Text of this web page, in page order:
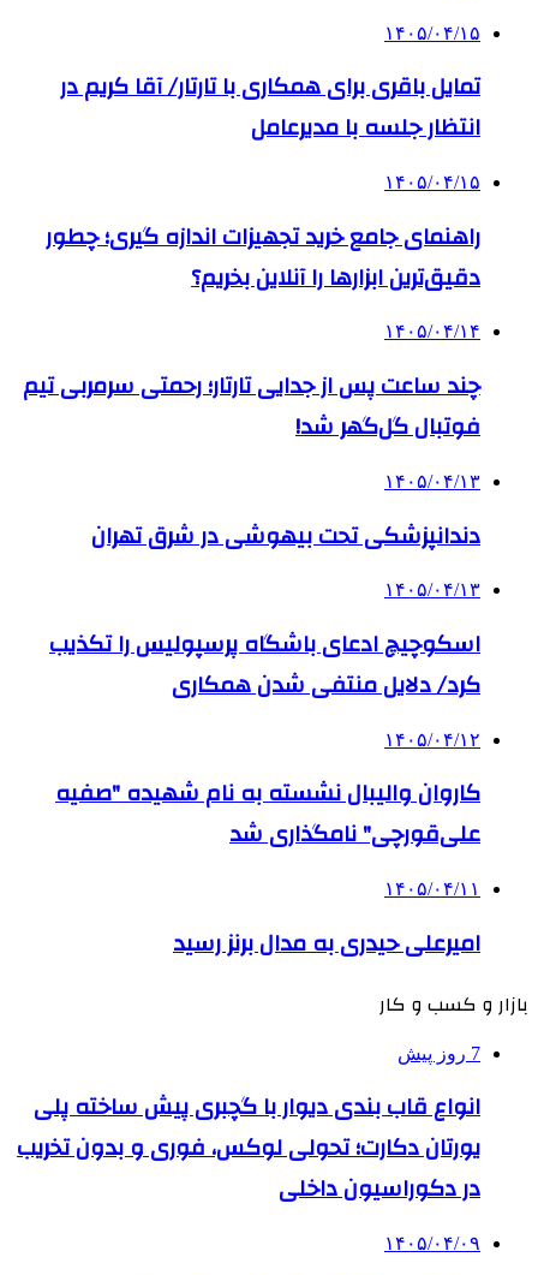
۱۴۰۵/۰۴/۱۵
تمایل باقری برای همکاری با تارتار/ آقا کریم در
انتظار جلسه با مدیرعامل
۱۴۰۵/۰۴/۱۵
راهنمای جامع خرید تجهیزات اندازه گیری؛ چطور
دقیق‌ترین ابزارها را آنلاین بخریم؟
۱۴۰۵/۰۴/۱۴
چند ساعت پس از جدایی تارتار؛ رحمتی سرمربی تیم
فوتبال گل‌گهر شد!
۱۴۰۵/۰۴/۱۳
دندانپزشکی تحت بیهوشی در شرق تهران
۱۴۰۵/۰۴/۱۳
اسکوچیچ ادعای باشگاه پرسپولیس را تکذیب
کرد/ دلایل منتفی شدن همکاری
۱۴۰۵/۰۴/۱۲
کاروان والیبال نشسته به نام شهیده "صفیه
علی‌قورچی" نامگذاری شد
۱۴۰۵/۰۴/۱۱
امیرعلی حیدری به مدال برنز رسید
بازار و کسب و کار
7 روز پیش
انواع قاب بندی دیوار با گچبری پیش ساخته پلی
یورتان دکارت؛ تحولی لوکس، فوری و بدون تخریب
در دکوراسیون داخلی
۱۴۰۵/۰۴/۰۹